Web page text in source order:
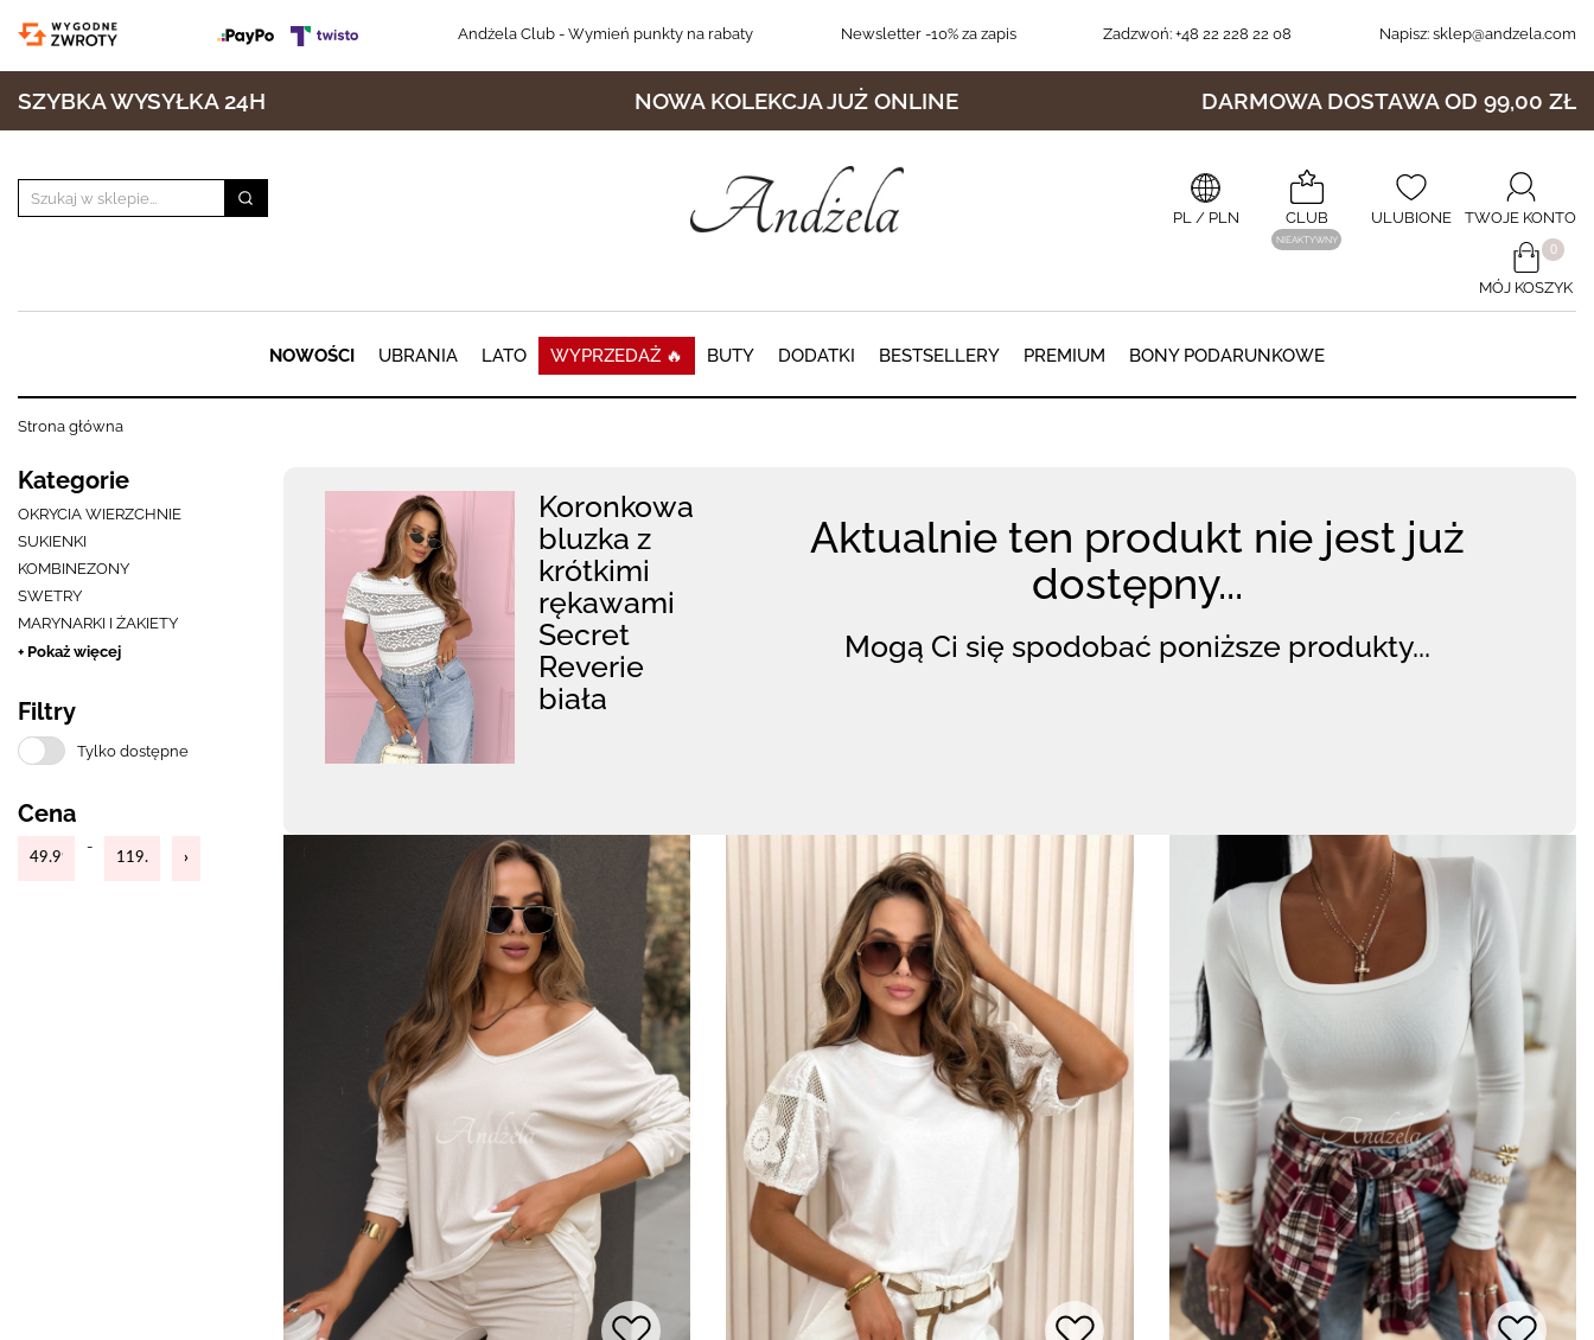
Andżela Club- Wymień punkty na rabaty Newsletter-10% za zapis Zadzwoń: +48 22 228 22 08 Napisz: sklep@andzela.com
SZYBKA WYSYŁKA 24H NOWA KOLEKCJA JUŻ ONLINE DARMOWA DOSTAWA OD 99,00 ZŁ
PL/ PLN CLUB
NIEAKTYWNY
ULUBIONE TWOJE KONTO
​0
MÓJ KOSZYK
NOWOŚCI UBRANIA LATO WYPRZEDAŻ 🔥 BUTY DODATKI BESTSELLERY PREMIUM BONY PODARUNKOWE
Strona główna
Kategorie
OKRYCIA WIERZCHNIE
SUKIENKI
KOMBINEZONY
SWETRY
MARYNARKI I ŻAKIETY
+ Pokaż więcej
Filtry
Tylko dostępne
Cena
-
Koronkowa
bluzka z
krótkimi
rękawami
Secret
Reverie
biała
Aktualnie ten produkt nie jest już
dostępny...
Mogą Ci się spodobać poniższe produkty...